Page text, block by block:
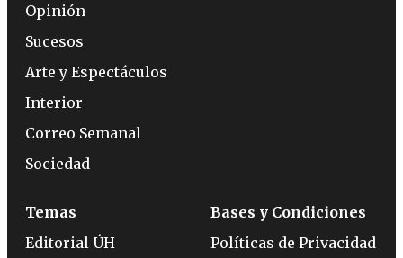
Opinión
Sucesos
Arte y Espectáculos
Interior
Correo Semanal
Sociedad
Temas
Editorial ÚH
Bases y Condiciones
Políticas de Privacidad